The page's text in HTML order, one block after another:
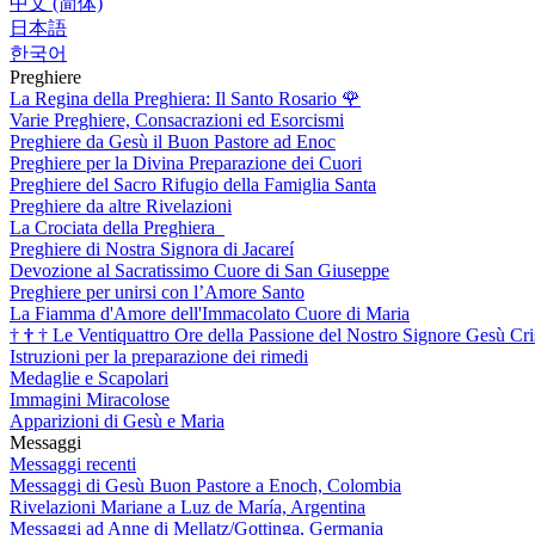
日本語
한국어
Preghiere
La Regina della Preghiera: Il Santo Rosario 🌹
Varie Preghiere, Consacrazioni ed Esorcismi
Preghiere da Gesù il Buon Pastore ad Enoc
Preghiere per la Divina Preparazione dei Cuori
Preghiere del Sacro Rifugio della Famiglia Santa
Preghiere da altre Rivelazioni
La Crociata della Preghiera
Preghiere di Nostra Signora di Jacareí
Devozione al Sacratissimo Cuore di San Giuseppe
Preghiere per unirsi con l’Amore Santo
La Fiamma d'Amore dell'Immacolato Cuore di Maria
† † † Le Ventiquattro Ore della Passione del Nostro Signore Gesù
Istruzioni per la preparazione dei rimedi
Medaglie e Scapolari
Immagini Miracolose
Apparizioni di Gesù e Maria
Messaggi
Messaggi recenti
Messaggi di Gesù Buon Pastore a Enoch, Colombia
Rivelazioni Mariane a Luz de María, Argentina
Messaggi ad Anne di Mellatz/Gottinga, Germania